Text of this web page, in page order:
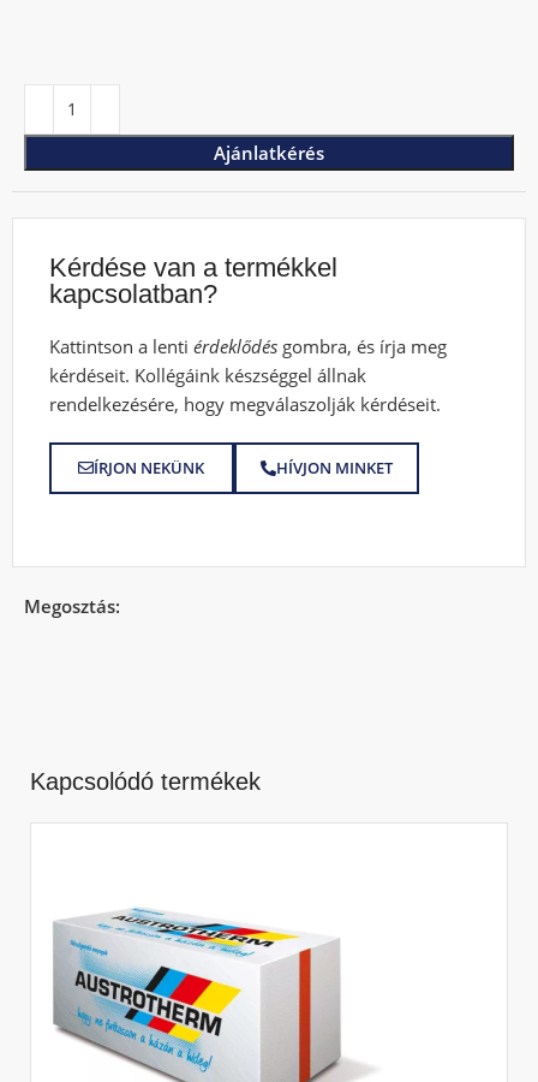
Ajánlatkérés
Kérdése van a termékkel
kapcsolatban?
Kattintson a lentiérdeklődés gombra, és írja meg
kérdéseit. Kollégáink készséggel állnak
rendelkezésére, hogy megválaszolják kérdéseit.
ÍRJON NEKÜNK HÍVJON MINKET
Megosztás:
Kapcsolódó termékek